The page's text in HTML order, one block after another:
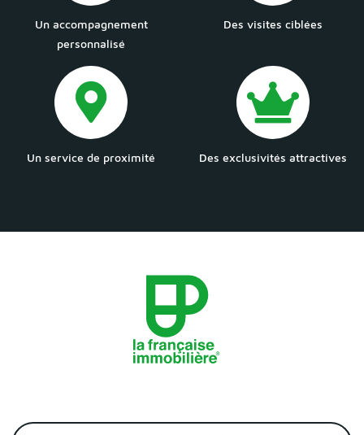
Un accompagnement
personnalisé
Des visites ciblées
Un service de proximité Des exclusivités attractives